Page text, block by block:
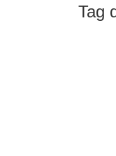
Tag